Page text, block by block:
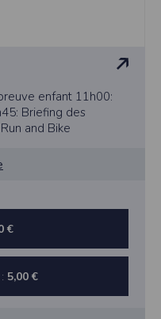
enfant 11h00:
Briefing des
and Bike
€
5,00 €